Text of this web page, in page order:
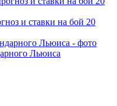
и ставки на бой 20
Льюиса